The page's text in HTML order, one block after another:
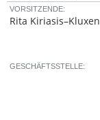
VORSITZENDE:
Rita Kiriasis–Kluxen
GESCHÄFTSSTELLE: